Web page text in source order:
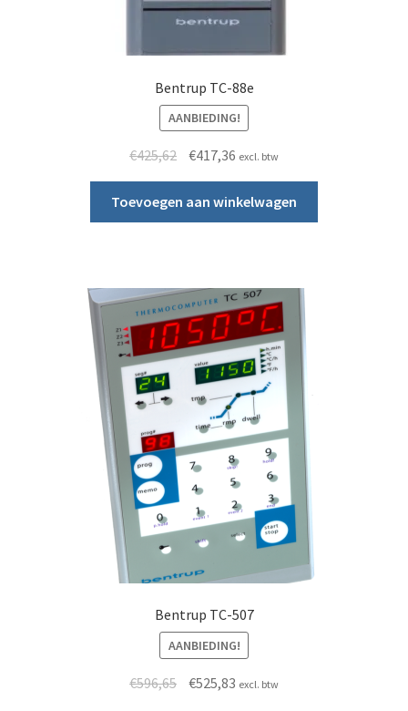
Bentrup TC-88e
AANBIEDING!
€425,62 Oorspronkelijke prijs was: €425,62.
€417,36Huidige prijs is: €417,36.
excl. btw
Toevoegen aan winkelwagen
Bentrup TC-507
AANBIEDING!
€596,65 Oorspronkelijke prijs was: €596,65.
€525,83Huidige prijs is: €525,83.
excl. btw